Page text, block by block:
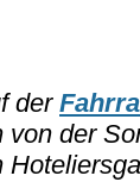
der
von der